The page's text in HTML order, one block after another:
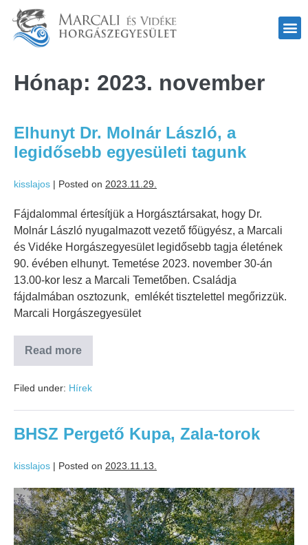
Hónap: 2023. november
Elhunyt Dr. Molnár László, a
legidősebb egyesületi tagunk
kisslajos | Posted on 2023.11.29.
Fájdalommal értesítjük a Horgásztársakat, hogy Dr.
Molnár László nyugalmazott vezető főügyész, a Marcali
és Vidéke Horgászegyesület legidősebb tagja életének
90. évében elhunyt. Temetése 2023. november 30-án
13.00-kor lesz a Marcali Temetőben. Családja
fájdalmában osztozunk, emlékét tisztelettel megőrizzük.
Marcali Horgászegyesület
Read more
Filed under: Hírek
BHSZ Pergető Kupa, Zala-torok
kisslajos | Posted on 2023.11.13.